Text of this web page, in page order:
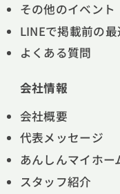
その他のイベント
LINEで掲載前の
よくある質問
会社情報
会社概要
代表メッセージ
あんしんマイホー
スタッフ紹介